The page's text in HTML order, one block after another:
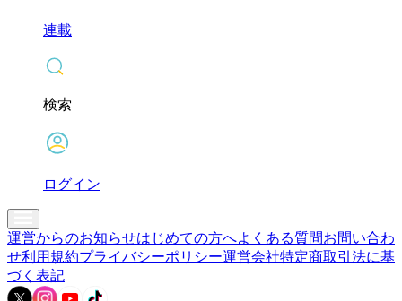
連載
検索
ログイン
運営からのお知らせはじめての方へよくある質問お問い合わ
せ利用規約プライバシーポリシー運営会社特定商取引法に基
づく表記